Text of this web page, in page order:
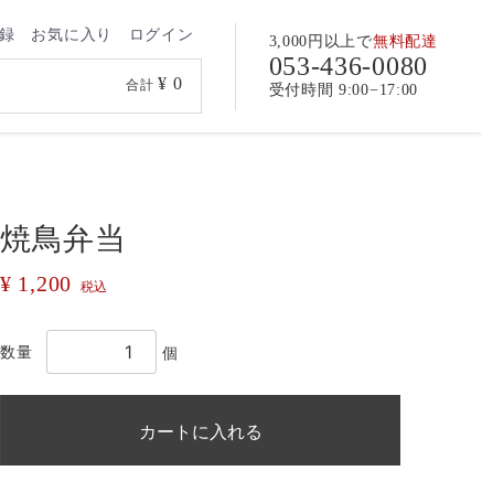
お気に入り ログイン
合計 ¥ 0
3,000円以上で無料配達
053-436-0080
受付時間 9:00−17:00
焼鳥弁当
¥ 1,200 税込
数量 個
カートに入れる